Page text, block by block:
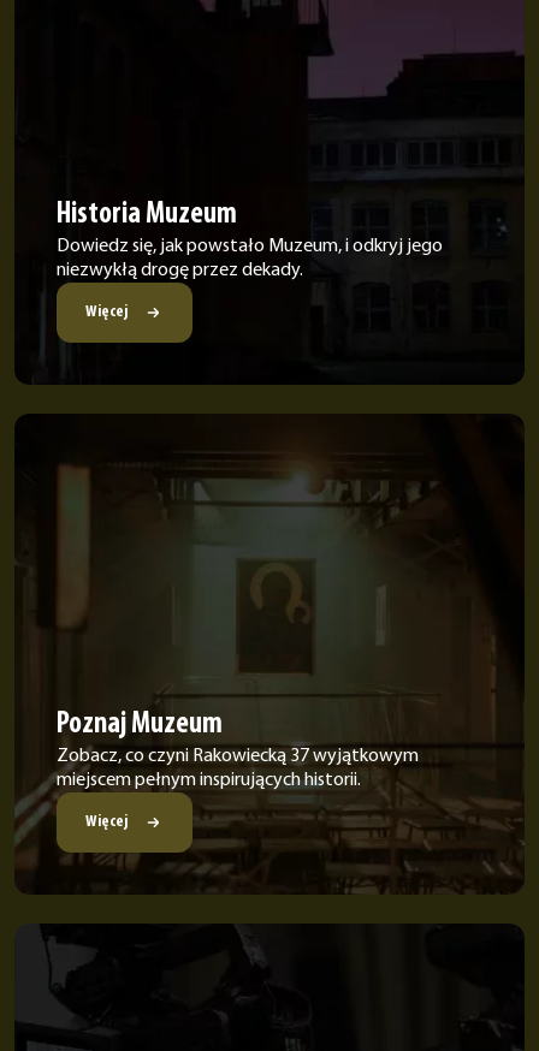
Historia Muzeum
Dowiedz się, jak powstało Muzeum, i odkryj jego
niezwykłą drogę przez dekady.
Więcej
Poznaj Muzeum
Zobacz, co czyni Rakowiecką 37 wyjątkowym
miejscem pełnym inspirujących historii.
Więcej